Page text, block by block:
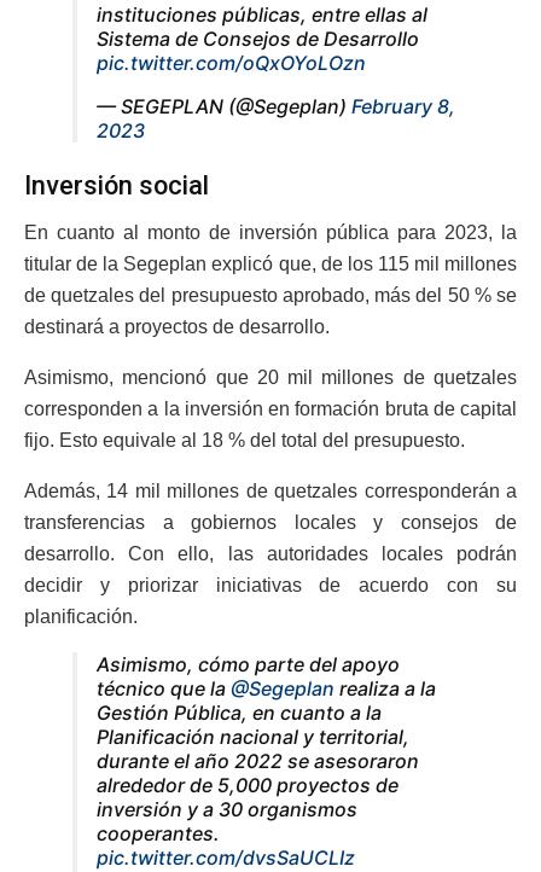
instituciones públicas, entre ellas al
Sistema de Consejos de Desarrollo
pic.twitter.com/oQxOYoLOzn
— SEGEPLAN (@Segeplan) February 8,
2023
Inversión social
En cuanto al monto de inversión pública para 2023, la
titular de la Segeplan explicó que, de los 115 mil millones
de quetzales del presupuesto aprobado, más del 50 % se
destinará a proyectos de desarrollo.
Asimismo, mencionó que 20 mil millones de quetzales
corresponden a la inversión en formación bruta de capital
fijo. Esto equivale al 18 % del total del presupuesto.
Además, 14 mil millones de quetzales corresponderán a
transferencias a gobiernos locales y consejos de
desarrollo. Con ello, las autoridades locales podrán
decidir y priorizar iniciativas de acuerdo con su
planificación.
Asimismo, cómo parte del apoyo
técnico que la @Segeplan realiza a la
Gestión Pública, en cuanto a la
Planificación nacional y territorial,
durante el año 2022 se asesoraron
alrededor de 5,000 proyectos de
inversión y a 30 organismos
cooperantes.
pic.twitter.com/dvsSaUCLIz